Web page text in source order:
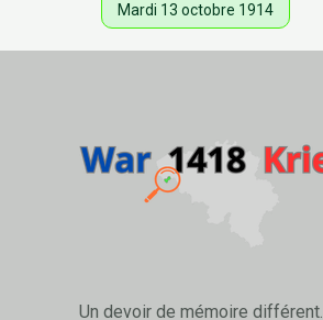
Mardi 13 octobre 1914
Un devoir de mémoire différent.